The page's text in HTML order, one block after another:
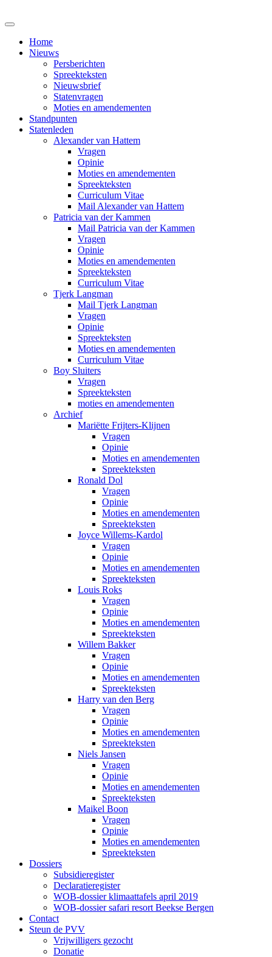
Home
Nieuws
Persberichten
Spreekteksten
Nieuwsbrief
Statenvragen
Moties en amendementen
Standpunten
Statenleden
Alexander van Hattem
Vragen
Opinie
Moties en amendementen
Spreekteksten
Curriculum Vitae
Mail Alexander van Hattem
Patricia van der Kammen
Mail Patricia van der Kammen
Vragen
Opinie
Moties en amendementen
Spreekteksten
Curriculum Vitae
Tjerk Langman
Mail Tjerk Langman
Vragen
Opinie
Spreekteksten
Moties en amendementen
Curriculum Vitae
Boy Sluiters
Vragen
Spreekteksten
moties en amendementen
Archief
Mariëtte Frijters-Klijnen
Vragen
Opinie
Moties en amendementen
Spreekteksten
Ronald Dol
Vragen
Opinie
Moties en amendementen
Spreekteksten
Joyce Willems-Kardol
Vragen
Opinie
Moties en amendementen
Spreekteksten
Louis Roks
Vragen
Opinie
Moties en amendementen
Spreekteksten
Willem Bakker
Vragen
Opinie
Moties en amendementen
Spreekteksten
Harry van den Berg
Vragen
Opinie
Moties en amendementen
Spreekteksten
Niels Jansen
Vragen
Opinie
Moties en amendementen
Spreekteksten
Maikel Boon
Vragen
Opinie
Moties en amendementen
Spreekteksten
Dossiers
Subsidieregister
Declaratieregister
WOB-dossier klimaattafels april 2019
WOB-dossier safari resort Beekse Bergen
Contact
Steun de PVV
Vrijwilligers gezocht
Donatie